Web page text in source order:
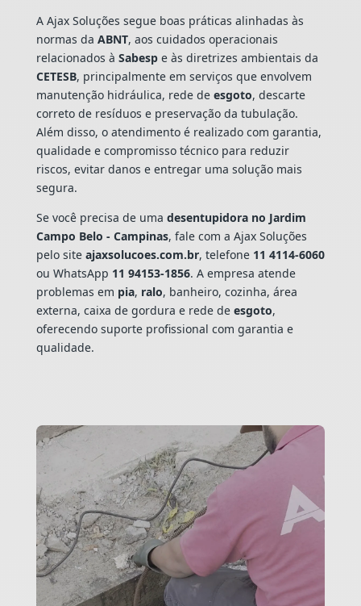
A Ajax Soluções segue boas práticas alinhadas às
normas da ABNT, aos cuidados operacionais
relacionados à Sabespe às diretrizes ambientais da
CETESB, principalmente em serviços que envolvem
manutenção hidráulica, rede de esgoto, descarte
correto de resíduos e preservação da tubulação.
Além disso, o atendimento é realizado com garantia,
qualidade e compromisso técnico para reduzir
riscos, evitar danos e entregar uma solução mais
segura.
Se você precisa de uma desentupidora no Jardim
Campo Belo - Campinas, fale com a Ajax Soluções
pelo site ajaxsolucoes.com.br, telefone 11 4114-6060
ou WhatsApp 11 94153-1856. A empresa atende
problemas em pia, ralo, banheiro, cozinha, área
externa, caixa de gordura e rede de esgoto,
oferecendo suporte profissional com garantia e
qualidade.